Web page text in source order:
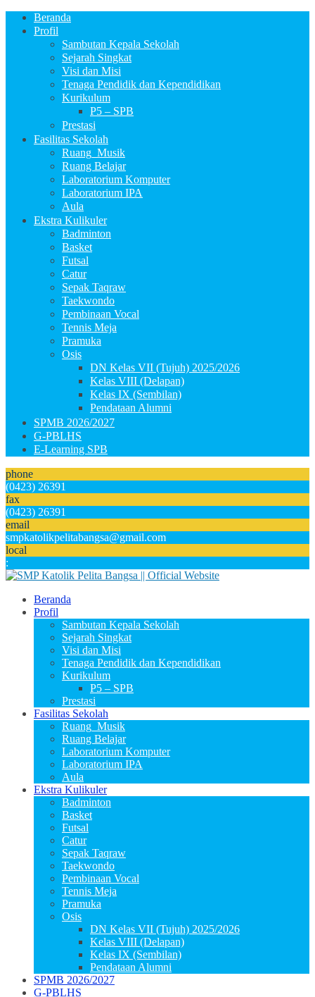
Beranda
Profil
Sambutan Kepala Sekolah
Sejarah Singkat
Visi dan Misi
Tenaga Pendidik dan Kependidikan
Kurikulum
P5 – SPB
Prestasi
Fasilitas Sekolah
Ruang_Musik
Ruang Belajar
Laboratorium Komputer
Laboratorium IPA
Aula
Ekstra Kulikuler
Badminton
Basket
Futsal
Catur
Sepak Taqraw
Taekwondo
Pembinaan Vocal
Tennis Meja
Pramuka
Osis
DN Kelas VII (Tujuh) 2025/2026
Kelas VIII (Delapan)
Kelas IX (Sembilan)
Pendataan Alumni
SPMB 2026/2027
G-PBLHS
E-Learning SPB
phone
(0423) 26391
fax
(0423) 26391
email
smpkatolikpelitabangsa@gmail.com
local
:
Beranda
Profil
Sambutan Kepala Sekolah
Sejarah Singkat
Visi dan Misi
Tenaga Pendidik dan Kependidikan
Kurikulum
P5 – SPB
Prestasi
Fasilitas Sekolah
Ruang_Musik
Ruang Belajar
Laboratorium Komputer
Laboratorium IPA
Aula
Ekstra Kulikuler
Badminton
Basket
Futsal
Catur
Sepak Taqraw
Taekwondo
Pembinaan Vocal
Tennis Meja
Pramuka
Osis
DN Kelas VII (Tujuh) 2025/2026
Kelas VIII (Delapan)
Kelas IX (Sembilan)
Pendataan Alumni
SPMB 2026/2027
G-PBLHS